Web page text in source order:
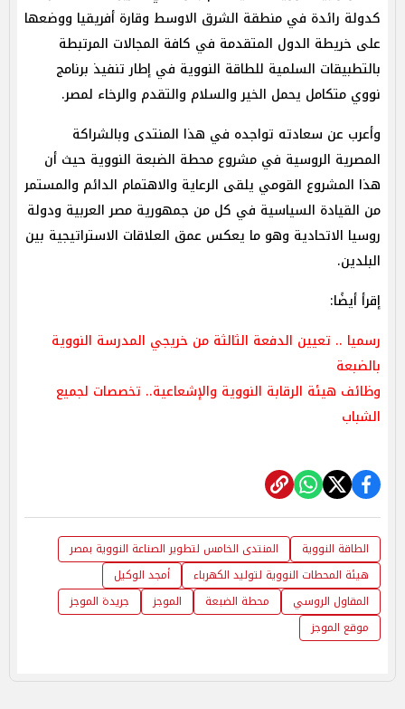
كدولة رائدة في منطقة الشرق الاوسط وقارة أفريقيا ووضعها
على خريطة الدول المتقدمة في كافة المجالات المرتبطة
بالتطبيقات السلمية للطاقة النووية في إطار تنفيذ برنامج
نووي متكامل يحمل الخير والسلام والتقدم والرخاء لمصر.
وأعرب عن سعادته تواجده في هذا المنتدى وبالشراكة
المصرية الروسية في مشروع محطة الضبعة النووية حيث أن
هذا المشروع القومي يلقى الرعاية والاهتمام الدائم والمستمر
من القيادة السياسية في كل من جمهورية مصر العربية ودولة
روسيا الاتحادية وهو ما يعكس عمق العلاقات الاستراتيجية بين
البلدين.
إقرأ أيضًا:
رسميا .. تعيين الدفعة الثالثة من خريجي المدرسة النووية
بالضبعة
وظائف هيئة الرقابة النووية والإشعاعية.. تخصصات لجميع
الشباب
الطاقة النووية
المنتدى الخامس لتطوير الصناعة النووية بمصر
هيئة المحطات النووية لتوليد الكهرباء
أمجد الوكيل
المقاول الروسي
محطة الضبعة الموجز
جريدة الموجز
موقع الموجز